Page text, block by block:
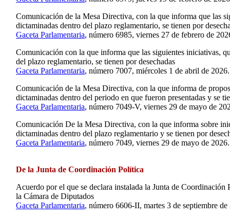
Comunicación de la Mesa Directiva, con la que informa que las
dictaminadas dentro del plazo reglamentario, se tienen por
Gaceta Parlamentaria, número 6985, viernes 27 de febrero de
Comunicación con la que informa que las siguientes iniciativas,
del plazo reglamentario, se tienen por desechadas
Gaceta Parlamentaria, número 7007, miércoles 1 de abril de 2026.
Comunicación de la Mesa Directiva, con la que informa de
dictaminadas dentro del periodo en que fueron presentadas y se
Gaceta Parlamentaria, número 7049-V, viernes 29 de mayo de
Comunicación De la Mesa Directiva, con la que informa sobre
dictaminadas dentro del plazo reglamentario y se tienen por
Gaceta Parlamentaria, número 7049, viernes 29 de mayo de 2026.
De la Junta de Coordinación Política
Acuerdo por el que se declara instalada la Junta de
la Cámara de Diputados
Gaceta Parlamentaria, número 6606-II, martes 3 de septiembre de